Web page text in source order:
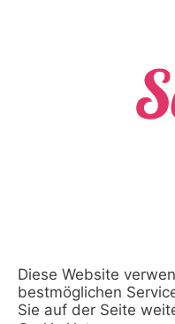
Diese Website
bestmöglichen
Sie auf der Seite